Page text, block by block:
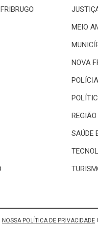
MEIO
NOVA
POLÍCIA
REGIÃO
SAÚDE
NOSSA POLÍTICA DE PRIVACIDADE